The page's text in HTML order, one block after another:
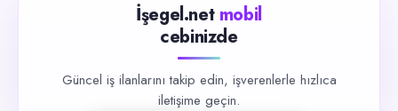
İşegel.net mobil
cebinizde
Güncel iş ilanlarını takip edin, işverenlerle hızlıca
iletişime geçin.